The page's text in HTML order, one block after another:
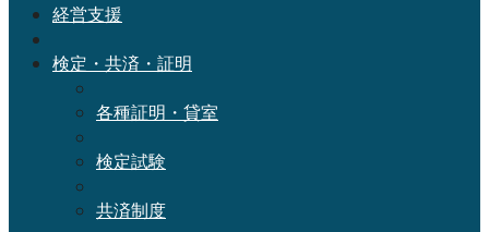
経営支援
検定・共済・証明
各種証明・貸室
検定試験
共済制度